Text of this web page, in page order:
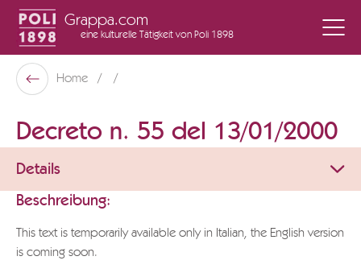
Grappa.com
eine kulturelle Tätigkeit von Poli 1898
Poli Museo Della Grappa
Zurück
Home
Decreto n. 55 del 13/01/2000
Details
Beschreibung:
This text is temporarily available only in Italian, the English version
is coming soon.